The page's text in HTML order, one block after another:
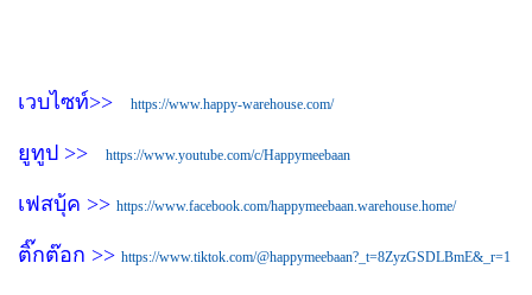
เวบไซท์>> https://www.happy-warehouse.com/
ยูทูป >> https://www.youtube.com/c/Happymeebaan
เฟสบุ้ค >> https://www.facebook.com/happymeebaan.warehouse.home/
ติ๊กต๊อก >> https://www.tiktok.com/@happymeebaan?_t=8ZyzGSDLBmE&_r=1